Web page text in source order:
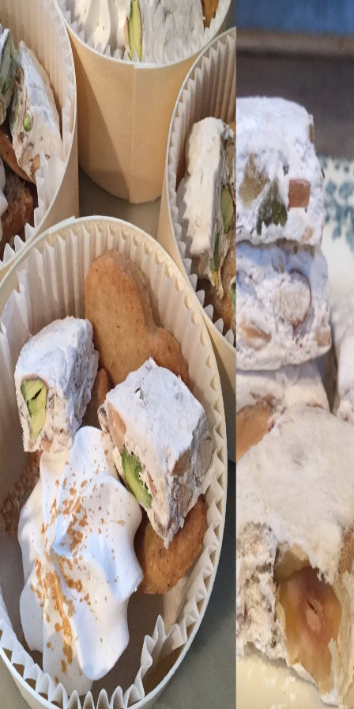
Recettes
Traiteur
Tag
#thermomètre de cuisson
1recette
dans cette sélection.
Voir dans la recherche
Nougats hyper faciles
Recette de Christophe Felder
50 min Facile Desserts
#
ail#amande#beurre noisette